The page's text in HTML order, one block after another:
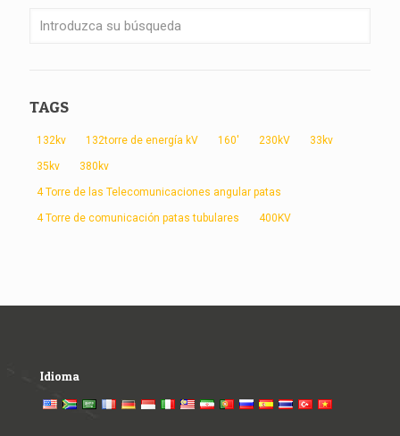
TAGS
132kv 132torre de energía kV 160' 230kV 33kv
35kv 380kv
4 Torre de las Telecomunicaciones angular patas
4 Torre de comunicación patas tubulares 400KV
Idioma